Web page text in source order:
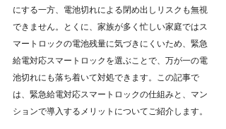
にする一方、電池切れによる閉め出しリスクも無視
できません。とくに、家族が多く忙しい家庭ではス
マートロックの電池残量に気づきにくいため、緊急
給電対応スマートロックを選ぶことで、万が一の電
池切れにも落ち着いて対処できます。この記事で
は、緊急給電対応スマートロックの仕組みと、マン
ションで導入するメリットについてご紹介します。